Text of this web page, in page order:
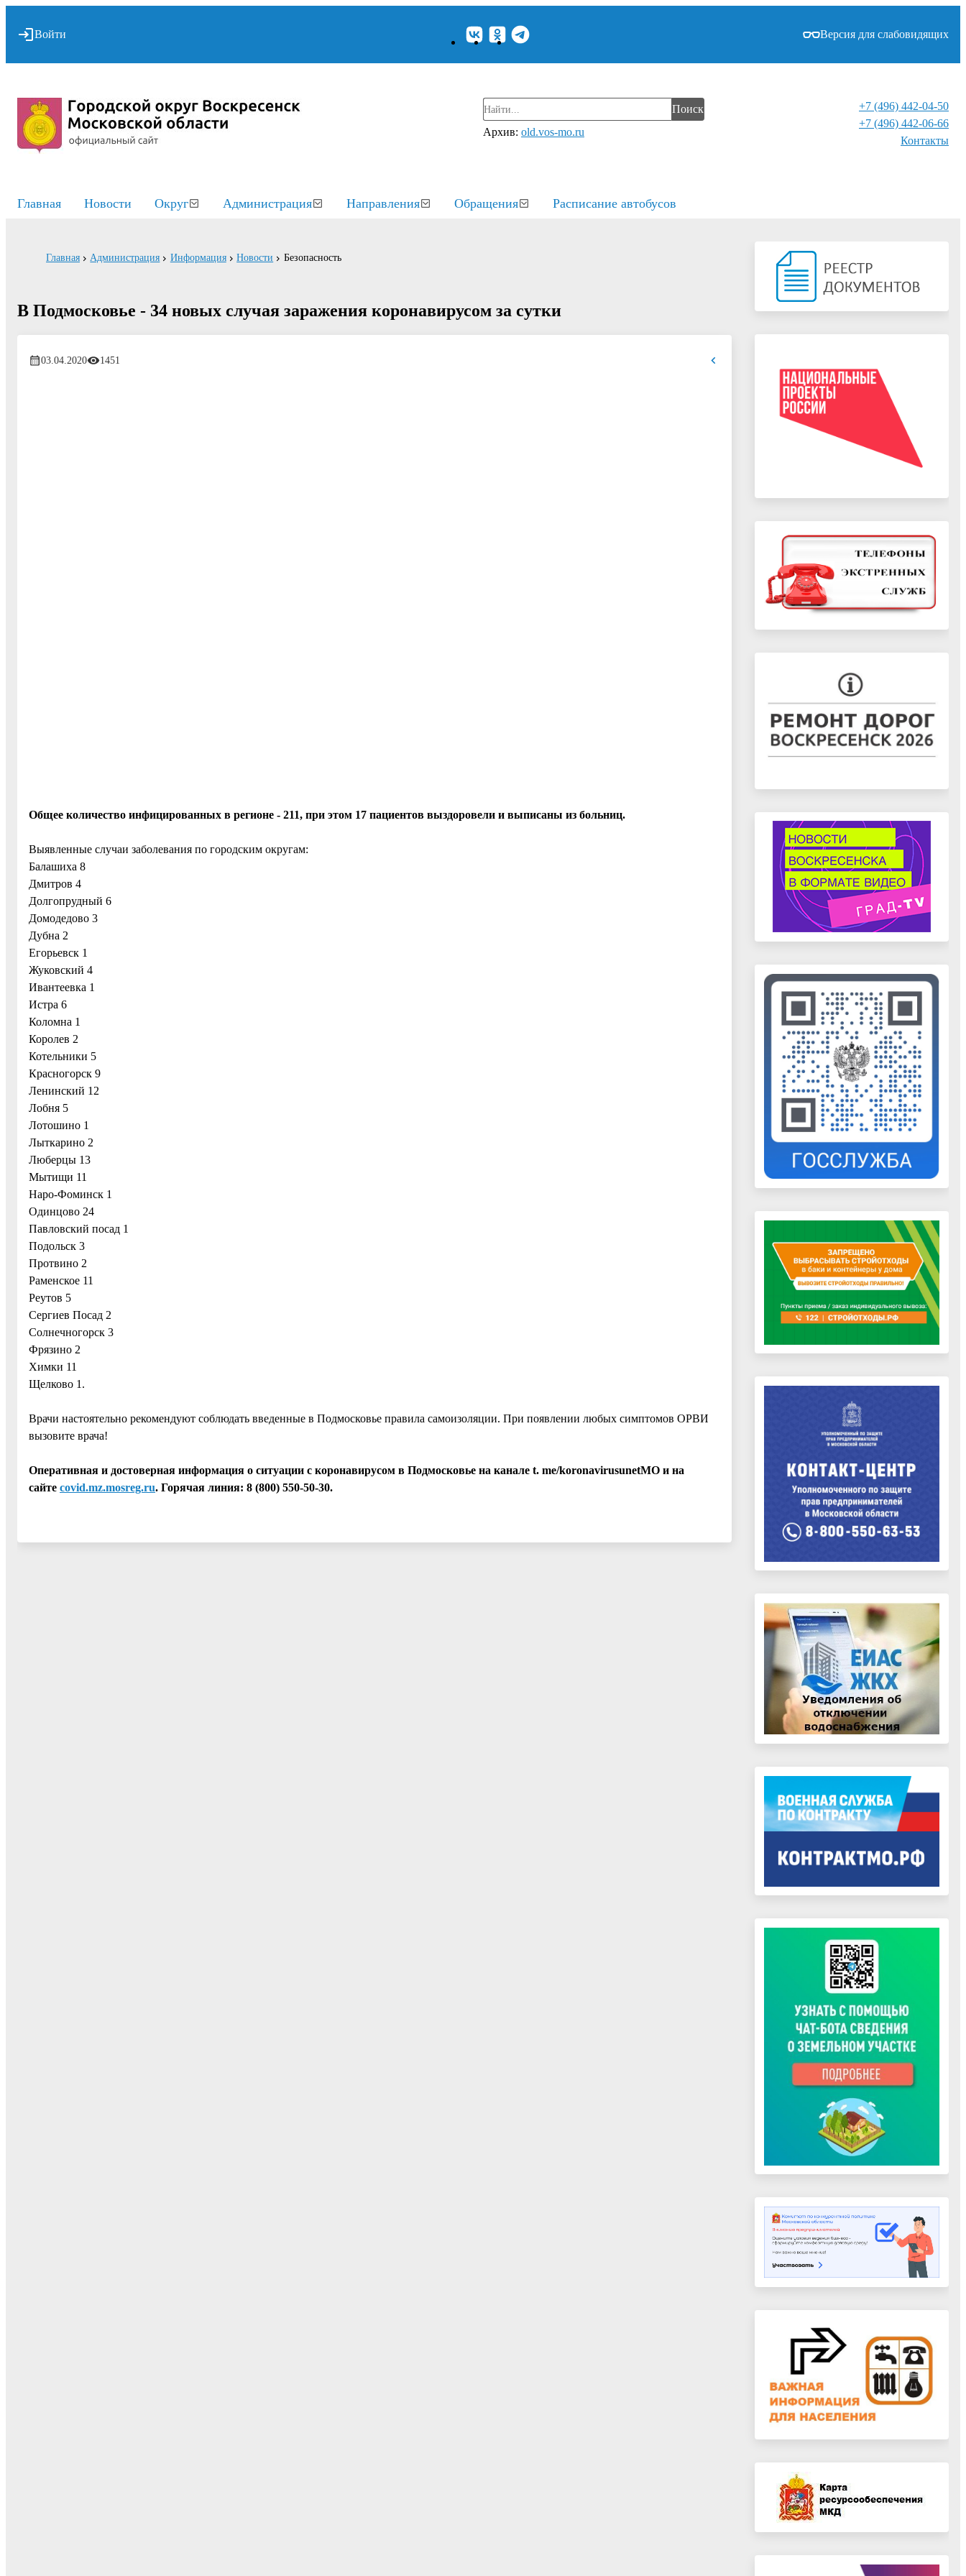
Войти Версия для слабовидящих
Поиск
Архив: old.vos-mo.ru
+7 (496) 442-04-50
+7 (496) 442-06-66
Контакты⁠
Главная Новости Округ Администрация Направления Обращения Расписание автобусов
Главная Администрация Информация Новости Безопасность
В Подмосковье - 34 новых случая заражения коронавирусом за сутки
03.04.2020 1451
Общее количество инфицированных в регионе - 211, при этом 17 пациентов выздоровели и выписаны из больниц.
Выявленные случаи заболевания по городским округам:
Балашиха 8
Дмитров 4
Долгопрудный 6
Домодедово 3
Дубна 2
Егорьевск 1
Жуковский 4
Ивантеевка 1
Истра 6
Коломна 1
Королев 2
Котельники 5
Красногорск 9
Ленинский 12
Лобня 5
Лотошино 1
Лыткарино 2
Люберцы 13
Мытищи 11
Наро-Фоминск 1
Одинцово 24
Павловский посад 1
Подольск 3
Протвино 2
Раменское 11
Реутов 5
Сергиев Посад 2
Солнечногорск 3
Фрязино 2
Химки 11
Щелково 1.
Врачи настоятельно рекомендуют соблюдать введенные в Подмосковье правила самоизоляции. При появлении любых симптомов ОРВИ
вызовите врача!
Оперативная и достоверная информация о ситуации с коронавирусом в Подмосковье на канале t. me/koronavirusunetMO и на
сайте covid.mz.mosreg.ru. Горячая линия: 8 (800) 550-50-30.